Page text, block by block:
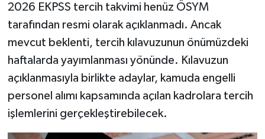
2026 EKPSS tercih takvimi henüz ÖSYM
tarafından resmi olarak açıklanmadı. Ancak
mevcut beklenti, tercih kılavuzunun önümüzdeki
haftalarda yayımlanması yönünde. Kılavuzun
açıklanmasıyla birlikte adaylar, kamuda engelli
personel alımı kapsamında açılan kadrolara tercih
işlemlerini gerçekleştirebilecek.